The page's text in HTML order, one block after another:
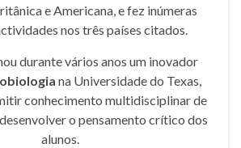
e Americana, e fez inúmeras
nos três países citados.
durante vários anos um inovador
na Universidade do Texas,
conhecimento multidisciplinar de
o pensamento crítico dos
alunos.